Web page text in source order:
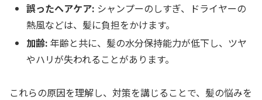
誤ったヘアケア: シャンプーのしすぎ、ドライヤーの
熱風などは、髪に負担をかけます。
加齢: 年齢と共に、髪の水分保持能力が低下し、ツヤ
やハリが失われることがあります。
これらの原因を理解し、対策を講じることで、髪の悩みを